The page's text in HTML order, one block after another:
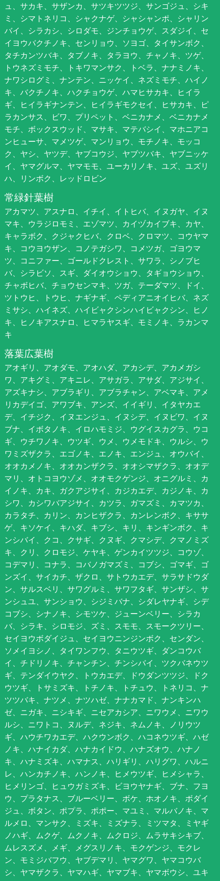
ュ、サカキ、サザンカ、サツキツツジ、サンゴジュ、シキ
ミ、シマトネリコ、シャクナゲ、シャシャンポ、シャリン
バイ、シラカシ、シロダモ、ジンチョウゲ、スダジイ、セ
イヨウバクチノキ、センリョウ、ソヨゴ、タイサンボク、
タチカンツバキ、タブノキ、タラヨウ、チャノキ、ツゲ、
トウネズミモチ、トキワマンサク、トベラ、ナナミノキ、
ナワシログミ、ナンテン、ニッケイ、ネズミモチ、ハイノ
キ、バクチノキ、ハクチョウゲ、ハマヒサカキ、ヒイラ
ギ、ヒイラギナンテン、ヒイラギモクセイ、ヒサカキ、ピ
ラカンサス、ビワ、プリペット、ベニカナメ、ベニカナメ
モチ、ボックスウッド、マサキ、マテバシイ、マホニアコ
ンヒューサ、マメツゲ、マンリョウ、モチノキ、モッコ
ク、ヤシ、ヤツデ、ヤブコウジ、ヤブツバキ、ヤブニッケ
イ、ヤマグルマ、ヤマモモ、ユーカリノキ、ユズ、ユズリ
ハ、リンボク、レッドロビン
常緑針葉樹
アカマツ、アスナロ、イチイ、イトヒバ、イヌガヤ、イヌ
マキ、ウラジロモミ、エゾマツ、カイヅカイブキ、カヤ、
キャラボク、クジャクヒバ、クロベ、クロマツ、コウヤマ
キ、コウヨウザン、コノテガシワ、コメツガ、ゴヨウマ
ツ、コニファー、ゴールドクレスト、サワラ、シノブヒ
バ、シラビソ、スギ、ダイオウショウ、タギョウショウ、
チャボヒバ、チョウセンマキ、ツガ、テーダマツ、ドイ、
ツトウヒ、トウヒ、ナギナギ、ペディアニオイヒバ、ネズ
ミサシ、ハイネズ、ハイビャクシンハイビャクシン、ヒノ
キ、ヒノキアスナロ、ヒマラヤスギ、モミノキ、ラカンマ
キ
落葉広葉樹
アオギリ、アオダモ、アオハダ、アカシデ、アカメガシ
ワ、アキグミ、アキニレ、アサガラ、アサダ、アジサイ、
アズキナシ、アブラギリ、アブラチャン、アベマキ、アメ
リカデイゴ、アワブキ、アンズ、イイギリ、イタヤカエ
デ、イチジク、イヌエンジュ、イヌシデ、イヌビワ、イヌ
ブナ、イボタノキ、イロハモミジ、ウグイスカグラ、ウコ
ギ、ウチワノキ、ウツギ、ウメ、ウメモドキ、ウルシ、ウ
ワミズザクラ、エゴノキ、エノキ、エンジュ、オウバイ、
オオカメノキ、オオカンザクラ、オオシマザクラ、オオデ
マリ、オトコヨウゾメ、オオモクゲンジ、オニグルミ、カ
イノキ、カキ、ガクアジサイ、カジカエデ、カジノキ、カ
シワ、カシワバアジサイ、カツラ、ガマズミ、カマツカ、
カラタチ、カリン、カンヒザクラ、カンレンボク、キササ
ゲ、キソケイ、キハダ、キブシ、キリ、キンギンボク、キ
ンシバイ、クコ、クサギ、クヌギ、クマシデ、クマノミズ
キ、クリ、クロモジ、ケヤキ、ゲンカイツツジ、コウゾ、
コデマリ、コナラ、コバノガマズミ、コブシ、ゴマギ、ゴ
ンズイ、サイカチ、ザクロ、サトウカエデ、サラサドウダ
ン、サルスベリ、サワグルミ、サワフタギ、サンザシ、サ
ンシュユ、サンショウ、シジミバナ、シダレヤナギ、シデ
コブシ、シナノキ、シモツケ、ジューンベリー、シラカ
バ、シラキ、シロモジ、ズミ、スモモ、スモークツリー、
セイヨウボダイジュ、セイヨウニンジンボク、センダン、
ソメイヨシノ、タイワンフウ、タニウツギ、ダンコウバ
イ、チドリノキ、チャンチン、チンシバイ、ツクバネウツ
ギ、テンダイウヤク、トウカエデ、ドウダンツツジ、ドク
ウツギ、トサミズキ、トチノキ、トチュウ、トネリコ、ナ
ツツバキ、ナツメ、ナツハゼ、ナナカマド、ナンキンハ
ゼ、ニガキ、ニシキギ、ニセアカシア、ニワウメ、ニワウ
ルシ、ニワトコ、ヌルデ、ネジキ、ネムノキ、ノリウツ
ギ、ハウチワカエデ、ハクウンボク、ハコネウツギ、ハゼ
ノキ、ハナイカダ、ハナカイドウ、ハナズオウ、ハナノ
キ、ハナミズキ、ハマナス、ハリギリ、ハリグワ、ハルニ
レ、ハンカチノキ、ハンノキ、ヒメウツギ、ヒメシャラ、
ヒメリンゴ、ヒュウガミズキ、ビヨウヤナギ、ブナ、フヨ
ウ、プラタナス、ブルーベリー、ボケ、ホオノキ、ボダイ
ジュ、ボタン、ポプラ、ポポー、マユミ、マルバノキ、マ
ルメロ、マンサク、ミズキ、ミズナラ、ミツマタ、ミヤギ
ノハギ、ムクゲ、ムクノキ、ムクロジ、ムラサキシキブ、
ムレスズメ、メギ、メグスリノキ、モクゲンジ、モクレ
ン、モミジバフウ、ヤブデマリ、ヤマグワ、ヤマコウバ
シ、ヤマザクラ、ヤマハギ、ヤマブキ、ヤマボウシ、ユキ